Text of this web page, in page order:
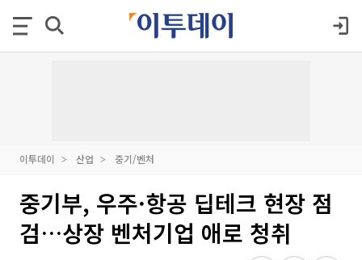
이투데이 산업 중기/벤처
중기부, 우주·항공 딥테크 현장 점
검…상장 벤처기업 애로 청취